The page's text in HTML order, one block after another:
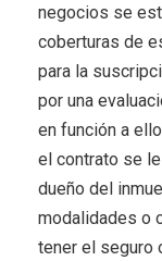
negocios se
coberturas de
para la
por una
en función a
el contrato se
dueño del
modalidades o
tener el seguro